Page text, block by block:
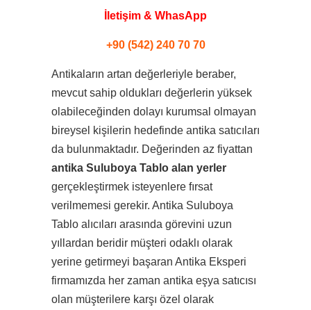
İletişim & WhasApp
+90 (542) 240 70 70
Antikaların artan değerleriyle beraber,
mevcut sahip oldukları değerlerin yüksek
olabileceğinden dolayı kurumsal olmayan
bireysel kişilerin hedefinde antika satıcıları
da bulunmaktadır. Değerinden az fiyattan
antika Suluboya Tablo alan yerler
gerçekleştirmek isteyenlere fırsat
verilmemesi gerekir. Antika Suluboya
Tablo alıcıları arasında görevini uzun
yıllardan beridir müşteri odaklı olarak
yerine getirmeyi başaran Antika Eksperi
firmamızda her zaman antika eşya satıcısı
olan müşterilere karşı özel olarak